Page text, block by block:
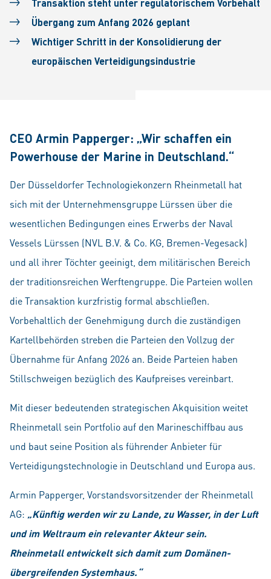
Transaktion steht unter regulatorischem Vorbehalt
Übergang zum Anfang 2026 geplant
Wichtiger Schritt in der Konsolidierung der
europäischen Verteidigungsindustrie
CEO Armin Papperger: „Wir schaffen ein
Powerhouse der Marine in Deutschland.“
Der Düsseldorfer Technologiekonzern Rheinmetall hat
sich mit der Unter­nehmensgruppe Lürssen über die
wesentlichen Bedingungen eines Erwerbs der Naval
Vessels Lürssen (NVL B.V. & Co. KG, Bremen-Vegesack)
und all ihrer Töchter geeinigt, dem militärischen Bereich
der traditionsreichen Werftengruppe. Die Parteien wollen
die Transaktion kurzfristig formal abschließen.
Vorbehaltlich der Genehmigung durch die zuständigen
Kartellbehörden streben die Parteien den Vollzug der
Übernahme für Anfang 2026 an. Beide Parteien haben
Stillschweigen bezüglich des Kaufpreises vereinbart.
Mit dieser bedeutenden strategischen Akquisition weitet
Rheinmetall sein Portfolio auf den Marine­schiffbau aus
und baut seine Position als führender Anbieter für
Verteidigungstechnologie in Deutschland und Europa aus.
Armin Papperger, Vorstandsvorsitzender der Rheinmetall
AG: „Künftig werden wir zu Lande, zu Wasser, in der Luft
und im Weltraum ein relevanter Akteur sein.
Rheinmetall entwickelt sich damit zum Domänen-
übergreifenden Systemhaus.“